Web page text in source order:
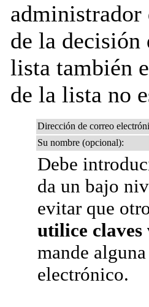
administrador
de la
lista también
de la lista no
Dirección de correo
Su nombre (opcional):
Debe
da un bajo
evitar que
utilice claves
mande
electrónico.